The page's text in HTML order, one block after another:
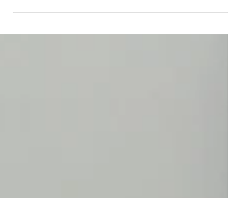
modernização e inovação. Há várias